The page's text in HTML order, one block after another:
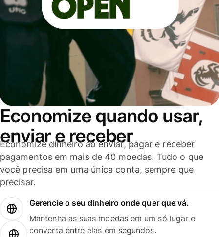
Economize quando usar,
enviar e receber
Economize dinheiro ao enviar, pagar e receber
pagamentos em mais de 40 moedas. Tudo o que
você precisa em uma única conta, sempre que
precisar.
Gerencie o seu dinheiro onde quer que vá.
Mantenha as suas moedas em um só lugar e
converta entre elas em segundos.